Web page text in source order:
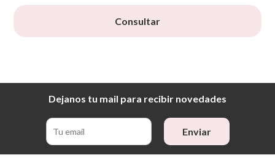
Consultar
Dejanos tu mail para recibir novedades
Enviar